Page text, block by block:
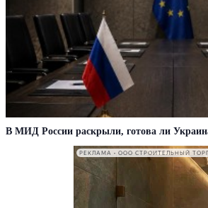
В МИД России раскрыли, готова ли